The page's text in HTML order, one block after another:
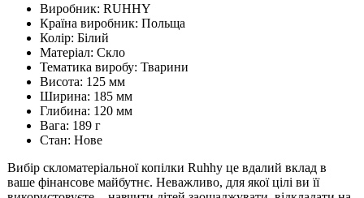
Виробник: RUHHY
Країна виробник: Польща
Колір: Білий
Матеріал: Скло
Тематика виробу: Тварини
Висота: 125 мм
Ширина: 185 мм
Глибина: 120 мм
Вага: 189 г
Стан: Нове
Вибір скломатеріальної копілки Ruhhy це вдалий вклад в
ваше фінансове майбутнє. Неважливо, для якої цілі ви її